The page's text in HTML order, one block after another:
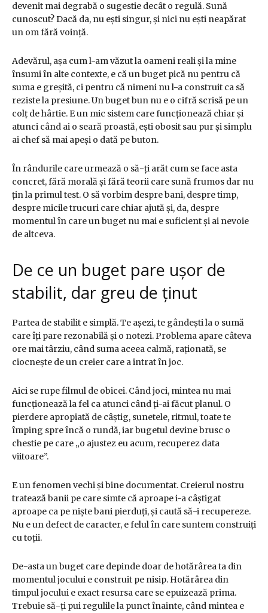
devenit mai degrabă o sugestie decât o regulă. Sună
cunoscut? Dacă da, nu ești singur, și nici nu ești neapărat
un om fără voință.
Adevărul, așa cum l-am văzut la oameni reali și la mine
însumi în alte contexte, e că un buget pică nu pentru că
suma e greșită, ci pentru că nimeni nu l-a construit ca să
reziste la presiune. Un buget bun nu e o cifră scrisă pe un
colț de hârtie. E un mic sistem care funcționează chiar și
atunci când ai o seară proastă, ești obosit sau pur și simplu
ai chef să mai apeși o dată pe buton.
În rândurile care urmează o să-ți arăt cum se face asta
concret, fără morală și fără teorii care sună frumos dar nu
țin la primul test. O să vorbim despre bani, despre timp,
despre micile trucuri care chiar ajută și, da, despre
momentul în care un buget nu mai e suficient și ai nevoie
de altceva.
De ce un buget pare ușor de
stabilit, dar greu de ținut
Partea de stabilit e simplă. Te așezi, te gândești la o sumă
care îți pare rezonabilă și o notezi. Problema apare câteva
ore mai târziu, când suma aceea calmă, raționată, se
ciocnește de un creier care a intrat în joc.
Aici se rupe filmul de obicei. Când joci, mintea nu mai
funcționează la fel ca atunci când ți-ai făcut planul. O
pierdere apropiată de câștig, sunetele, ritmul, toate te
împing spre încă o rundă, iar bugetul devine brusc o
chestie pe care „o ajustez eu acum, recuperez data
viitoare”.
E un fenomen vechi și bine documentat. Creierul nostru
tratează banii pe care simte că aproape i-a câștigat
aproape ca pe niște bani pierduți, și caută să-i recupereze.
Nu e un defect de caracter, e felul în care suntem construiți
cu toții.
De-asta un buget care depinde doar de hotărârea ta din
momentul jocului e construit pe nisip. Hotărârea din
timpul jocului e exact resursa care se epuizează prima.
Trebuie să-ți pui regulile la punct înainte, când mintea e